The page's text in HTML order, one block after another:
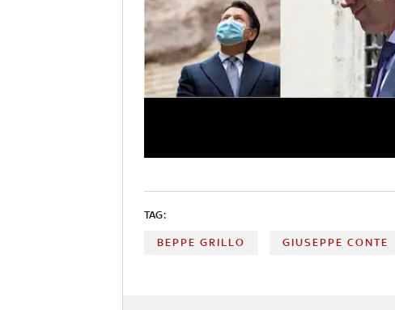
TAG:
BEPPE GRILLO GIUSEPPE CONTE